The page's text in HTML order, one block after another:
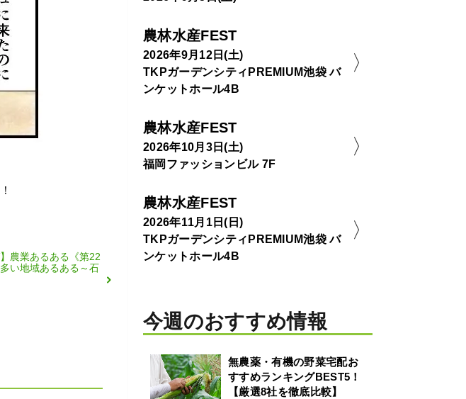
】農業あるある《第22
い地域あるある～石
農林水産FEST
2026年9月12日(土)
TKPガーデンシティPREMIUM池袋 バ
ンケットホール4B
農林水産FEST
2026年10月3日(土)
福岡ファッションビル 7F
農林水産FEST
2026年11月1日(日)
TKPガーデンシティPREMIUM池袋 バ
ンケットホール4B
今週のおすすめ情報
無農薬・有機の野菜宅配お
すすめランキングBEST5！
【厳選8社を徹底比較】